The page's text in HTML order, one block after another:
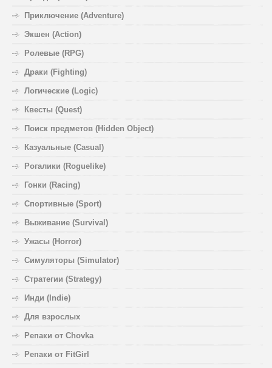
Приключение (Adventure)
Экшен (Action)
Ролевые (RPG)
Драки (Fighting)
Логические (Logic)
Квесты (Quest)
Поиск предметов (Hidden Object)
Казуальные (Casual)
Рогалики (Roguelike)
Гонки (Racing)
Спортивные (Sport)
Выживание (Survival)
Ужасы (Horror)
Симуляторы (Simulator)
Стратегии (Strategy)
Инди (Indie)
Для взрослых
Репаки от Chovka
Репаки от FitGirl